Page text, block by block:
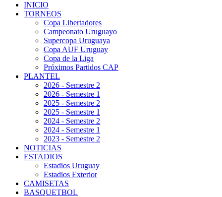
INICIO
TORNEOS
Copa Libertadores
Campeonato Uruguayo
Supercopa Uruguaya
Copa AUF Uruguay
Copa de la Liga
Próximos Partidos CAP
PLANTEL
2026 - Semestre 2
2026 - Semestre 1
2025 - Semestre 2
2025 - Semestre 1
2024 - Semestre 2
2024 - Semestre 1
2023 - Semestre 2
NOTICIAS
ESTADIOS
Estadios Uruguay
Estadios Exterior
CAMISETAS
BASQUETBOL